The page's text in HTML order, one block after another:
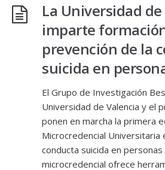
La Universidad
imparte
prevención de la
suicida en
El Grupo de Investigación
Universidad de Valencia y el
ponen en marcha la primera
Microcredencial Universitaria
conducta suicida en
microcredencial ofrece